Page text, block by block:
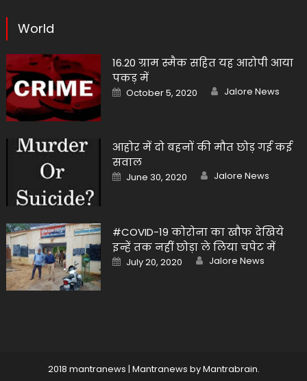
World
16.20 ग्राम स्मैक सहित यह आरोपी आया
पकड़ में
Posted
on
October 5, 2020 Author
Jalore News
आहोर में दो बहनों की मौत छोड़ गई कई
सवाल
Posted
on
June 30, 2020 Author
Jalore News
#COVID-19 कोरोना का खौफ देखिये
इन्हें तक नहीं छोड़ा ले लिया चपेट में
Posted
on
July 20, 2020 Author
Jalore News
2018 mantranews | Mantranews byMantrabrain.